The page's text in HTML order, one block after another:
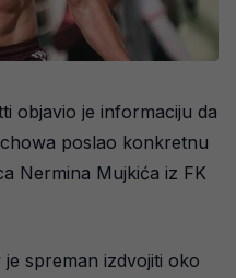
objavio je informaciju da
poslao konkretnu
Nermina Mujkića iz FK
spreman izdvojiti oko